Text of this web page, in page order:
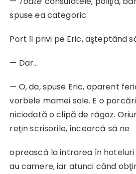
spuse ea categoric.
Port îl privi pe Eric, aşteptând
— Dar…
— O, da, spuse Eric, aparent
vorbele mamei sale. E o
niciodată o clipă de răgaz.
reţin scrisorile, încearcă să ne
oprească la intrarea în
au camere, iar atunci când